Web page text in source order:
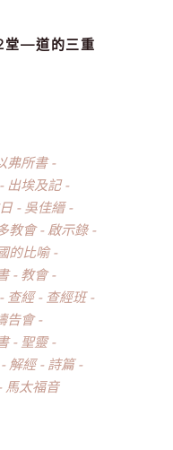
—道的三重
弗所書
出埃及記
吳佳縉
教會
啟示錄
的比喻
教會
查經
查經班
告會
聖靈
解經
詩篇
馬太福音